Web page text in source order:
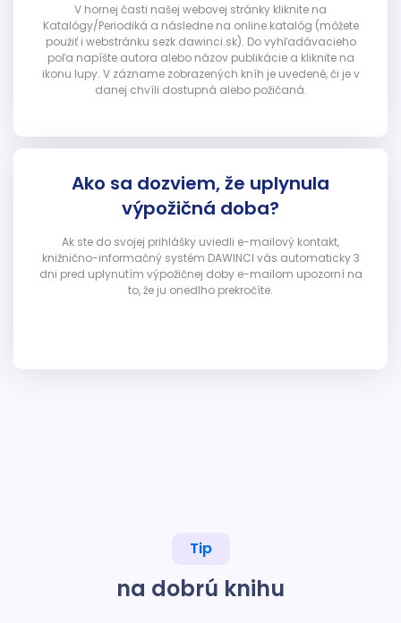
V hornej časti našej webovej stránky kliknite na
Katalógy/Periodiká a následne na online katalóg (môžete
použiť i webstránku sezk.dawinci.sk). Do vyhľadávacieho
poľa napíšte autora alebo názov publikácie a kliknite na
ikonu lupy. V zázname zobrazených kníh je uvedené, či je v
danej chvíli dostupná alebo požičaná.
Ako sa dozviem, že uplynula
výpožičná doba?
Ak ste do svojej prihlášky uviedli e-mailový kontakt,
knižnično-informačný systém DAWINCI vás automaticky 3
dni pred uplynutím výpožičnej doby e-mailom upozorní na
to, že ju onedlho prekročíte.
Tip
na dobrú knihu